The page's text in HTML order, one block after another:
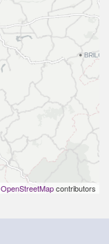
OpenStreetMapcontributors